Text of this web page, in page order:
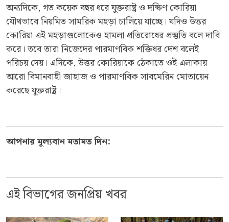
অন্যদিকে, গত কয়েক বছর ধরে যুক্তরাষ্ট্র ও দক্ষিণ কোরিয়া
যৌথভাবে নিয়মিত সামরিক মহড়া চালিয়ে যাচ্ছে। যদিও উত্তর
কোরিয়া এই মহড়াগুলোকেও হামলা প্রতিরোধের প্রস্তুতি বলে দাবি
করে। তবে তারা নিজেদের পারমাণবিক শক্তিধর দেশ বলেই
পরিচয় দেয়। এদিকে, উত্তর কোরিয়াকে ঠেকাতে ওই এলাকায়
আরো বিমানবাহী জাহাজ ও পারমাণবিক সাবমেরিন মোতায়েন
করেছে যুক্তরাষ্ট্র।
আপনার মূল্যবান মতামত দিন:
এই বিভাগের জনপ্রিয় খবর